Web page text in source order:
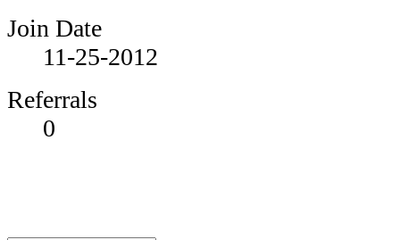
Join Date
11-25-2012
Referrals
0